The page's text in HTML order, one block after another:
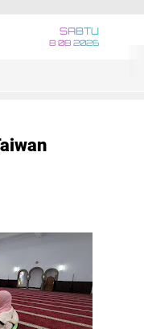
SABTU
8 08 2026